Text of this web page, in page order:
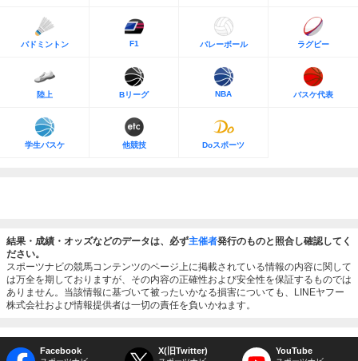
バドミントン F1 バレーボール ラグビー
陸上 Bリーグ NBA バスケ代表
学生バスケ 他競技 Doスポーツ
結果・成績・オッズなどのデータは、必ず主催者発行のものと照合し確認してく
ださい。
スポーツナビの競馬コンテンツのページ上に掲載されている情報の内容に関して
は万全を期しておりますが、その内容の正確性および安全性を保証するものでは
ありません。当該情報に基づいて被ったいかなる損害についても、LINEヤフー
株式会社および情報提供者は一切の責任を負いかねます。
Facebook X(旧Twitter) YouTube